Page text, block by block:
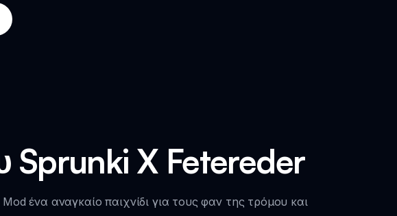
Sprunki X Fetereder
ένα αναγκαίο παιχνίδι για τους φαν της τρόμου και